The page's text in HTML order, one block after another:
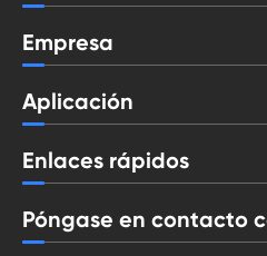
Empresa
Aplicación
Enlaces rápidos
Póngase en contacto